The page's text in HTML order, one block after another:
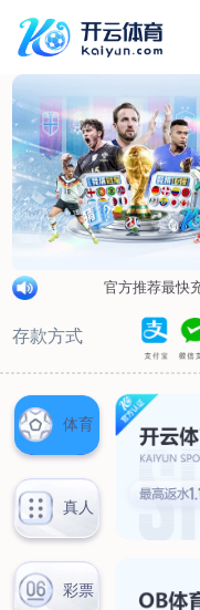
Menu
网站首页
关于我们
产品中心
荣誉资质
厂区设备
人才招聘
新闻中心
销售网点